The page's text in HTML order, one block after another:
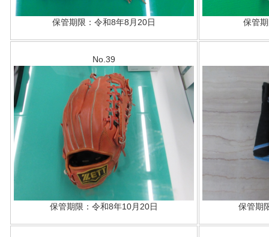
保管期限：令和8年8月20日 保管
No.39
保管期限：令和8年10月20日 保管期